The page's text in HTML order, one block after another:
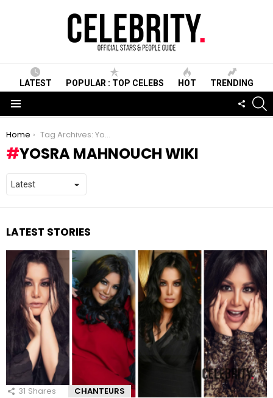
LATEST POPULAR : TOP CELEBS HOT TRENDING
You are here:
Home Tag Archives: Yosra Mahnouch wiki
YOSRA MAHNOUCH WIKI
LATEST STORIES
31 Shares CHANTEURS